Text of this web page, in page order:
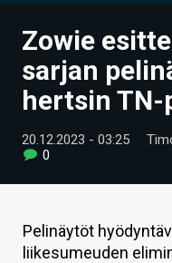
UUTISET
ARTIKKELIT
VIDEOT
HINTA.FI
Zowie
sarjan
hertsin TN-
20.12.2023 - 03:25
0
Pelinäytöt
liikesumeuden